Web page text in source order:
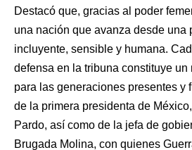
Destacó que, gracias al poder
una nación que avanza desde una
incluyente, sensible y humana.
defensa en la tribuna constituye
para las generaciones presentes y
de la primera presidenta de
Pardo, así como de la jefa de
Brugada Molina, con quienes